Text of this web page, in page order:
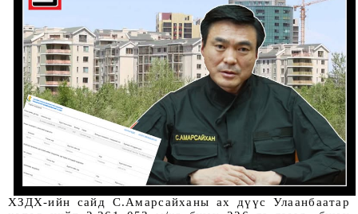
ХЗДХ-ийн сайд С.Амарсайханы ах дүүс Улаанбаатар